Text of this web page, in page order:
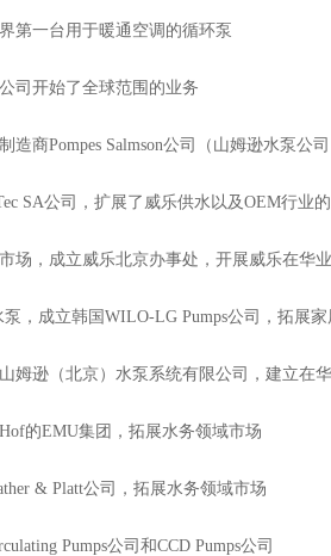
一台用于暖通空调的循环泵
开始了全球范围的业务
商Pompes Salmson公司（山姆逊水泵公司
SA公司，扩展了威乐供水以及OEM行业
，成立威乐北京办事处，开展威乐在华
成立韩国WILO-LG Pumps公司，拓展家
逊（北京）水泵系统有限公司，建立在
的EMU集团，拓展水务领域市场
& Platt公司，拓展水务领域市场
Pumps公司和CCD Pumps公司